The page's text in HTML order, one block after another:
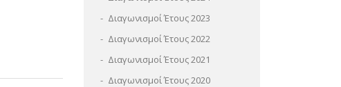
Διαγωνισμοί Έτους 2023
Διαγωνισμοί Έτους 2022
Διαγωνισμοί Έτους 2021
Διαγωνισμοί Έτους 2020